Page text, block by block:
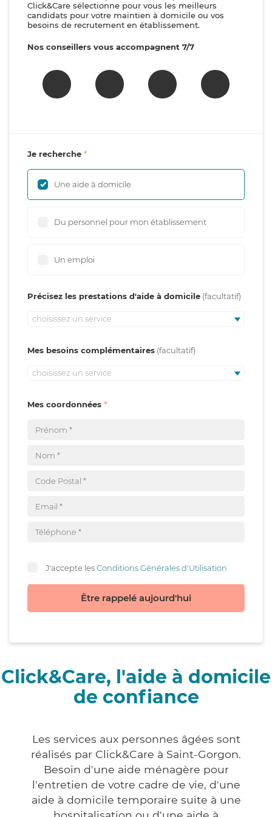
Click&Care sélectionne pour vous les meilleurs
candidats pour votre maintien à domicile ou vos
besoins de recrutement en établissement.
Nos conseillers vous accompagnent 7/7
Je recherche
Une aide à domicile
Du personnel pour mon établissement
Un emploi
Précisez les prestations d'aide à domicile
choisissez un service
Mes besoins complémentaires
choisissez un service
Mes coordonnées
J'accepte lesConditions Générales d'Utilisation
Être rappelé aujourd'hui
Click&Care, l'aide à domicile
de confiance
Les services aux personnes âgées sont
réalisés par Click&Care à Saint-Gorgon.
Besoin d'une aide ménagère pour
l'entretien de votre cadre de vie, d'une
aide à domicile temporaire suite à une